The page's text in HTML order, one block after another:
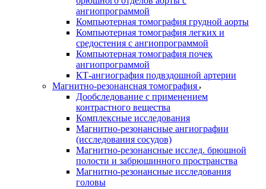
ангиопрограммой
Компьютерная томография грудной аорты
Компьютерная томография легких и
средостения с ангиопрограммой
Компьютерная томография почек
ангиопрограммой
КТ-ангиография подвздошной артерии
Магнитно-резонансная томография
Дообследование с применением
контрастного вещества
Комплексные исследования
Магнитно-резонансные ангиографии
(исследования сосудов)
Магнитно-резонансные исслед. брюшной
полости и забрюшинного пространства
Магнитно-резонансные исследования
головы